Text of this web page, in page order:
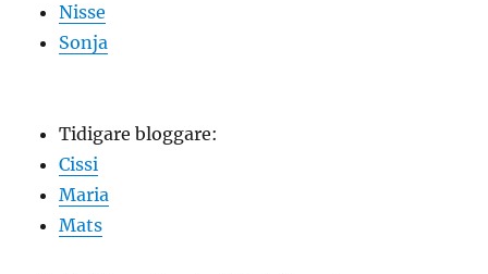
Nisse
Sonja
Tidigare bloggare:
Cissi
Maria
Mats